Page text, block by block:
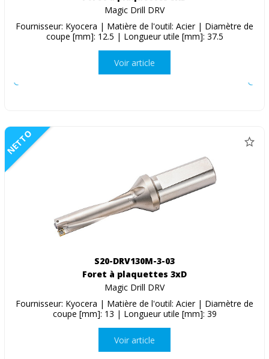
Magic Drill DRV
Fournisseur: Kyocera | Matière de l'outil: Acier | Diamètre de
coupe [mm]: 12.5 | Longueur utile [mm]: 37.5
Voir article
NETTO
S20-DRV130M-3-03
Foret à plaquettes 3xD
Magic Drill DRV
Fournisseur: Kyocera | Matière de l'outil: Acier | Diamètre de
coupe [mm]: 13 | Longueur utile [mm]: 39
Voir article